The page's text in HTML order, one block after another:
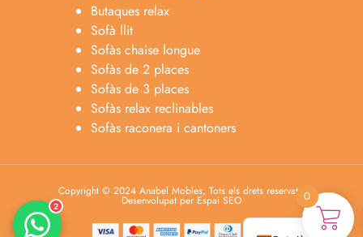
Butaques relax
Sofà llit
Sofàs chaise longue
Sofàs de 2 places
Sofàs de 3 places
Sofàs relax reclinables
Sofàs raconera i cantoners
Copyright © 2024 Anabel Mobles, Tots els drets reservats.
Desenvolupat per Espai SEO 0
Español
Lun-dom 9:00am-10pm
2